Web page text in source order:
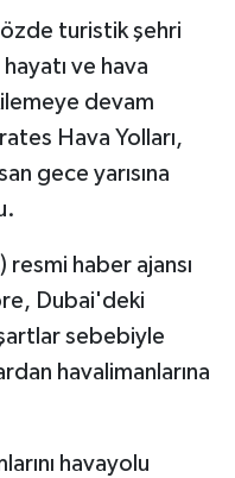
turistik şehri
ve hava
devam
Hava Yolları,
gece yarısına
resmi haber ajansı
Dubai'deki
sebebiyle
havalimanlarına
havayolu